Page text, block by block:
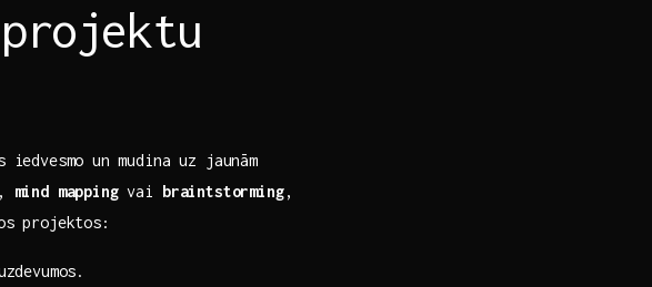
un mudina uz jaunām
mind mappingvai braintstorming,
projektos: